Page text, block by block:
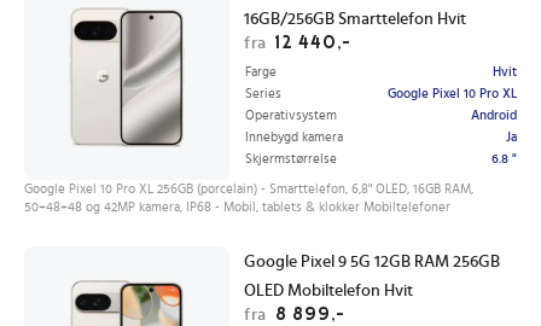
16GB/256GB Smarttelefon Hvit
fra 12 440,-
Farge
Hvit
Series
Google Pixel 10 Pro XL
Operativsystem
Android
Innebygd kamera
Ja
Skjermstørrelse
6.8 "
Google Pixel 10 Pro XL 256GB (porcelain) - Smarttelefon, 6,8" OLED, 16GB RAM,
50+48+48 og 42MP kamera, IP68 - Mobil, tablets & klokker Mobiltelefoner
Google Pixel 9 5G 12GB RAM 256GB
OLED Mobiltelefon Hvit
fra
8 899,-